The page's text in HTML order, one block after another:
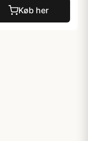
Køb her